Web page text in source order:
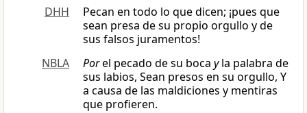
DHH
Pecan en todo lo que dicen; ¡pues que
sean presa de su propio orgullo y de
sus falsos juramentos!
NBLA
Porel pecado de su boca yla palabra de
sus labios, Sean presos en su orgullo, Y
a causa de las maldiciones y mentiras
que profieren.